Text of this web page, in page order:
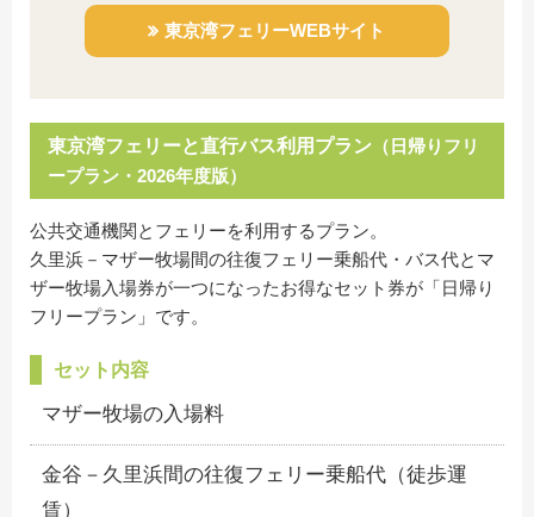
東京湾フェリーWEBサイト
東京湾フェリーと直行バス利用プラン （日帰りフリ
ープラン・2026年度版）
公共交通機関とフェリーを利用するプラン。
久里浜－マザー牧場間の往復フェリー乗船代・バス代とマ
ザー牧場入場券が一つになったお得なセット券が「日帰り
フリープラン」です。
セット内容
マザー牧場の入場料
金谷－久里浜間の往復フェリー乗船代（徒歩運
賃）